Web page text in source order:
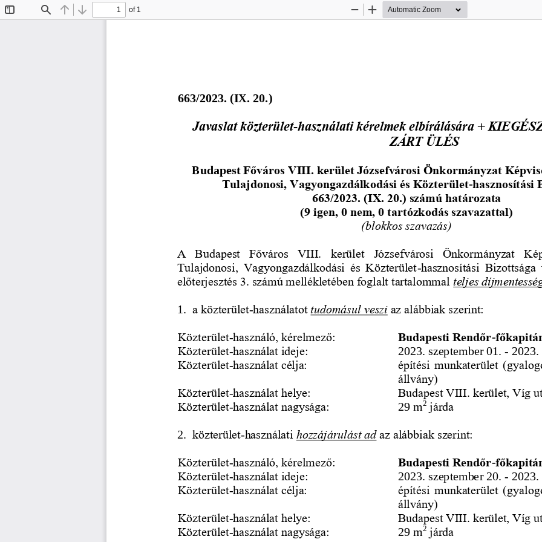
Find Previous
Next
of 1
Zoom
Zoom
663/2023. (IX. 20.)
Javaslat közterület-használati kérelmek elbírálására +
ZÁRT ÜLÉS
Budapest Főváros VIII. kerület Józsefvárosi Önkormányzat
Tulajdonosi, Vagyongazdálkodási és Közterület-hasznosítási
663/2023. (IX. 20.) számú határozata
(9 igen, 0 nem, 0 tartózkodás szavazattal)
(blokkos szavazás)
A  Budapest  Főváros  VIII.  kerület  Józsefvárosi  Önkormányzat
Tulajdonosi,  Vagyongazdálkodási  és  Közterület-hasznosítási  Bizottsága
előterjesztés 3. számú mellékletében foglalt tartalommal teljes
1. a közterület-használatot tudomásul veszi az alábbiak szerint:
Közterület-használó, kérelmező:
Közterület-használat ideje:
Közterület-használat célja:
Közterület-használat helye:
Közterület-használat nagysága:
Budapesti Rendőr-
2023. szeptember 01. - 2023.
építési  munkaterület
állvány)
Budapest VIII. kerület, Víg
29 m2 járda
2. közterület-használati hozzájárulást ad az alábbiak szerint:
Közterület-használó, kérelmező:
Közterület-használat ideje:
Közterület-használat célja:
Közterület-használat helye:
Közterület-használat nagysága:
Budapesti Rendőr-
2023. szeptember 20. - 2023.
építési  munkaterület
állvány)
Budapest VIII. kerület, Víg
29 m2 járda